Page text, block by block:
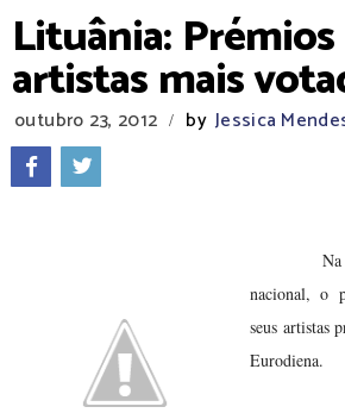
Lituânia:
artistas mais
outubro 23, 2012 / by Jessica
Na
nacional, o
seus artistas
Eurodiena.